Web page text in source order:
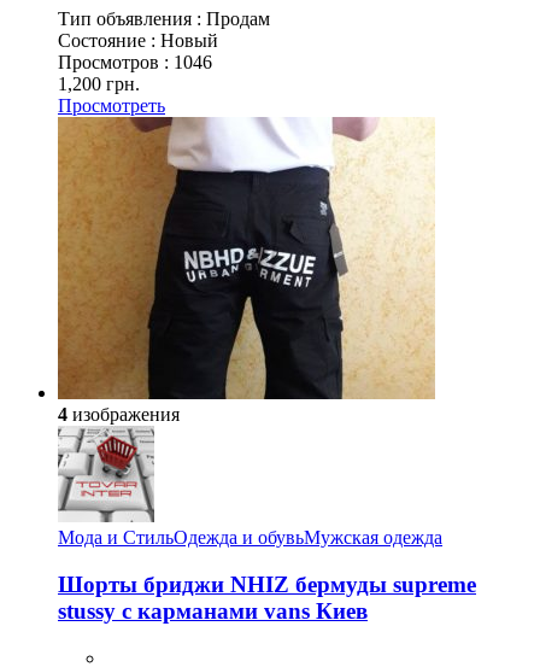
Тип объявления : Продам
Состояние : Новый
Просмотров : 1046
1,200 грн.
Просмотреть
4 изображения
Мода и СтильОдежда и обувьМужская одежда
Шорты бриджи NHIZ бермуды supreme
stussy с карманами vans Киев